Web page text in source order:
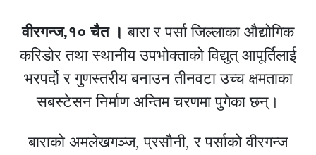
वीरगन्ज,१० चैत । बारा र पर्सा जिल्लाका औद्योगिक
करिडोर तथा स्थानीय उपभोक्ताको विद्युत् आपूर्तिलाई
भरपर्दो र गुणस्तरीय बनाउन तीनवटा उच्च क्षमताका
सबस्टेसन निर्माण अन्तिम चरणमा पुगेका छन्।
बाराको अमलेखगञ्ज, प्रसौनी, र पर्साको वीरगन्ज